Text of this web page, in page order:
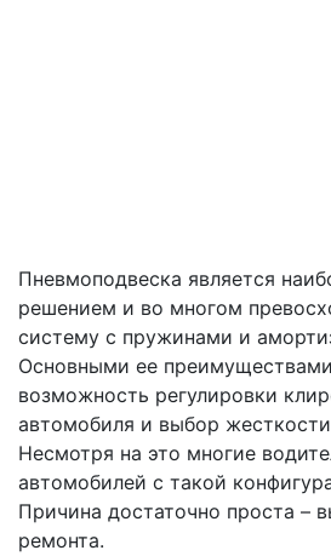
Пневмоподвеска является
решением и во многом
систему с пружинами и
Основными ее
возможность регулировки
автомобиля и выбор
Несмотря на это многие
автомобилей с такой
Причина достаточно проста –
ремонта.